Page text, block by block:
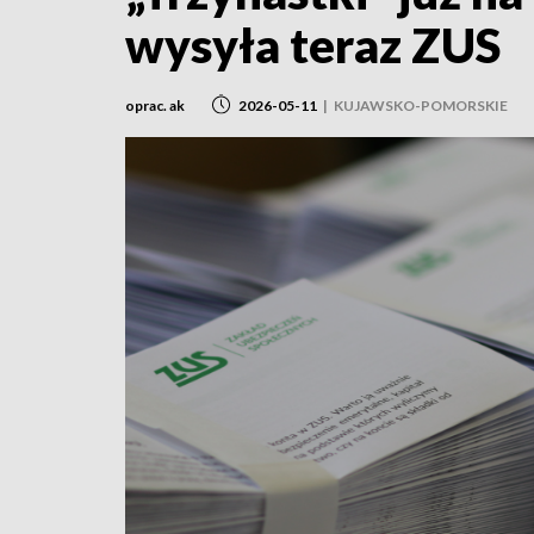
wysyła teraz ZUS
oprac. ak 2026-05-11 | KUJAWSKO-POMORSKIE